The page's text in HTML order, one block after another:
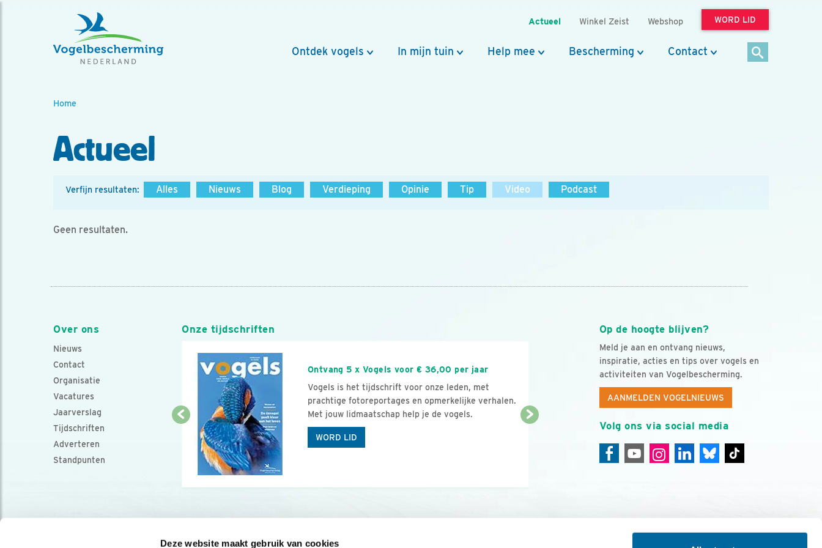
Deze website maakt gebruik van cookies
Actueel Winkel Zeist Webshop WORD LID
Ontdek vogels In mijn tuin Help mee Bescherming Contact
Home
Actueel
Verfijn resultaten: Alles Nieuws Blog Verdieping Opinie Tip Video Podcast
Geen resultaten.
Over ons
Nieuws
Contact
Organisatie
Vacatures
Jaarverslag
Tijdschriften
Adverteren
Standpunten
Op de hoogte blijven?
Meld je aan en ontvang nieuws,
inspiratie, acties en tips over vogels en
activiteiten van Vogelbescherming.
AANMELDEN VOGELNIEUWS
Volg ons via social media
Onze tijdschriften
Ontvang 5 x Vogels voor € 36,00 per jaar
Vogels is het tijdschrift voor onze leden, met
prachtige fotoreportages en opmerkelijke verhalen.
Met jouw lidmaatschap help je de vogels.
WORD LID